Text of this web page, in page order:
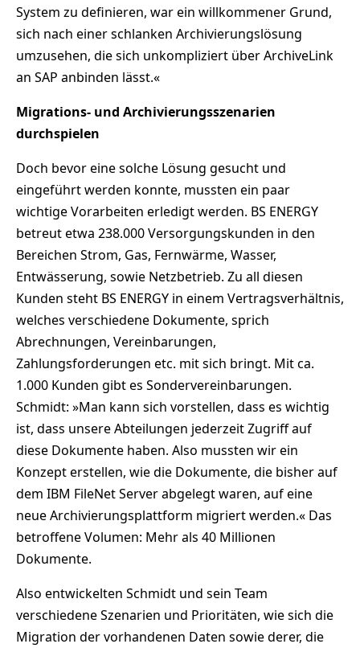
System zu definieren, war ein willkommener Grund,
sich nach einer schlanken Archivierungslösung
umzusehen, die sich unkompliziert über ArchiveLink
an SAP anbinden lässt.«
Migrations- und Archivierungsszenarien
durchspielen
Doch bevor eine solche Lösung gesucht und
eingeführt werden konnte, mussten ein paar
wichtige Vorarbeiten erledigt werden. BS ENERGY
betreut etwa 238.000 Versorgungskunden in den
Bereichen Strom, Gas, Fernwärme, Wasser,
Entwässerung, sowie Netzbetrieb. Zu all diesen
Kunden steht BS ENERGY in einem Vertragsverhältnis,
welches verschiedene Dokumente, sprich
Abrechnungen, Vereinbarungen,
Zahlungsforderungen etc. mit sich bringt. Mit ca.
1.000 Kunden gibt es Sondervereinbarungen.
Schmidt: »Man kann sich vorstellen, dass es wichtig
ist, dass unsere Abteilungen jederzeit Zugriff auf
diese Dokumente haben. Also mussten wir ein
Konzept erstellen, wie die Dokumente, die bisher auf
dem IBM FileNet Server abgelegt waren, auf eine
neue Archivierungsplattform migriert werden.« Das
betroffene Volumen: Mehr als 40 Millionen
Dokumente.
Also entwickelten Schmidt und sein Team
verschiedene Szenarien und Prioritäten, wie sich die
Migration der vorhandenen Daten sowie derer, die